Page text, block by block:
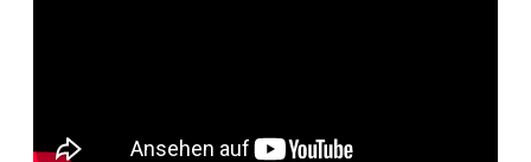
Adventskalender 2016